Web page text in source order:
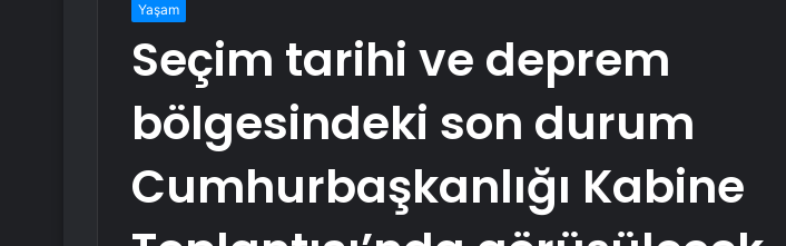
Yaşam
Seçim tarihi ve deprem
bölgesindeki son durum
Cumhurbaşkanlığı Kabine